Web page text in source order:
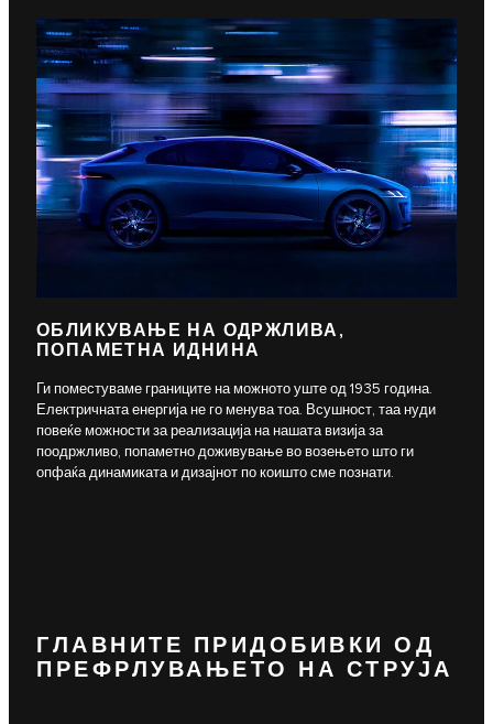
ОБЛИКУВАЊЕ НА ОДРЖЛИВА,
ПОПАМЕТНА ИДНИНА
Ги поместуваме границите на можното уште од 1935 година.
Електричната енергија не го менува тоа. Всушност, таа нуди
повеќе можности за реализација на нашата визија за
поодржливо, попаметно доживување во возењето што ги
опфаќа динамиката и дизајнот по коишто сме познати.
ГЛАВНИТЕ ПРИДОБИВКИ ОД
ПРЕФРЛУВАЊЕТО НА СТРУЈА